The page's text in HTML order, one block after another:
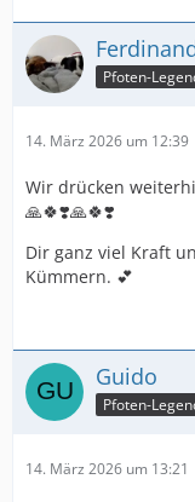
Pfoten-
14. März 2026 um 12:39
Wir drücken
🙏🍀❣️🙏🍀❣️
Dir ganz viel Kraft
Kümmern. 💕
Guido
Pfoten-
14. März 2026 um 13:21